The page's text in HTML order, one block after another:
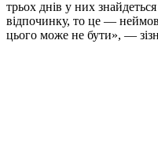
трьох днів у них
відпочинку, то це —
цього може не бути», —